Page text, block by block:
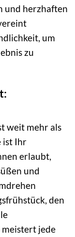
und herzhaften
um
zu
weit mehr als
ist Ihr
erlaubt,
und
den
meistert jede